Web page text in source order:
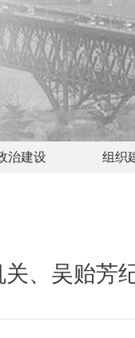
治建设 组织
、吴贻芳